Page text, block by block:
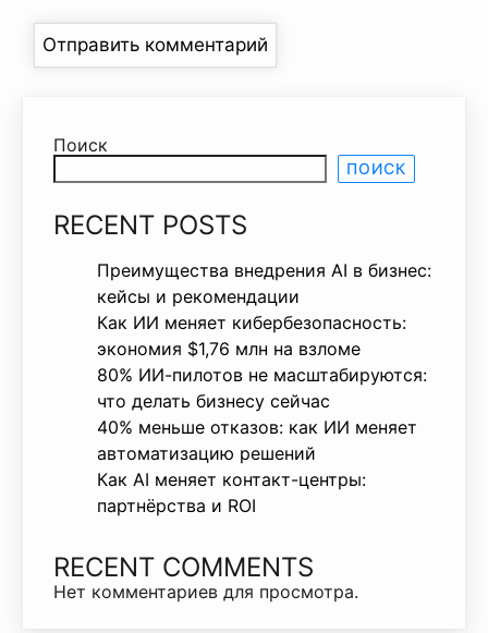
Поиск
ПОИСК
RECENT POSTS
Преимущества внедрения AI в бизнес:
кейсы и рекомендации
Как ИИ меняет кибербезопасность:
экономия $1,76 млн на взломе
80% ИИ-пилотов не масштабируются:
что делать бизнесу сейчас
40% меньше отказов: как ИИ меняет
автоматизацию решений
Как AI меняет контакт-центры:
партнёрства и ROI
RECENT COMMENTS
Нет комментариев для просмотра.